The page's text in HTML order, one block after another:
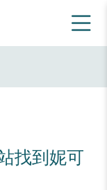
找到妮可